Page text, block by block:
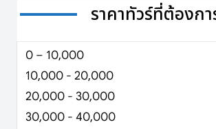
ราคาทัวร์ที่ต้องกา
0 – 10,000
10,000 - 20,000
20,000 - 30,000
30,000 - 40,000